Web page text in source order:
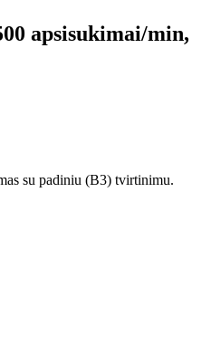
apsisukimai/min,
su padiniu (B3) tvirtinimu.